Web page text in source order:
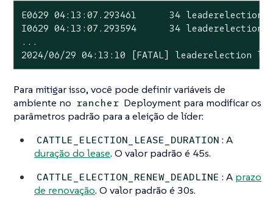
E0629 04:13:07.293461      34
I0629 04:13:07.293594      34
...
2024/06/29 04:13:10 [FATAL]
Para mitigar isso, você pode definir variáveis de
ambiente no rancher Deployment para modificar os
parâmetros padrão para a eleição de líder:
CATTLE_ELECTION_LEASE_DURATION : A
duração do lease. O valor padrão é 45s.
CATTLE_ELECTION_RENEW_DEADLINE : A prazo
de renovação. O valor padrão é 30s.